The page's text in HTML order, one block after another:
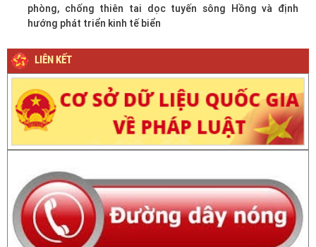
phòng, chống thiên tai dọc tuyến sông Hồng và định
hướng phát triển kinh tế biển
LIÊN KẾT